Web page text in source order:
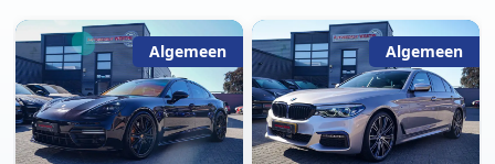
Algemeen Algemeen